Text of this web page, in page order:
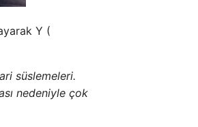
Y (
süslemeleri.
nedeniyle çok